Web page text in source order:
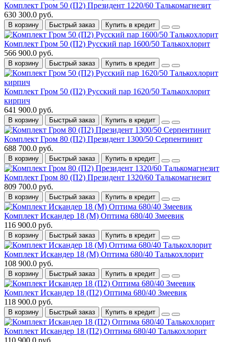
Комплект Гром 50 (П2) Президент 1220/60 Талькомагнезит
630 300.0 руб.
В корзину Быстрый заказ Купить в кредит
Комплект Гром 50 (П2) Русский пар 1600/50 Талькохлорит
566 900.0 руб.
В корзину Быстрый заказ Купить в кредит
Комплект Гром 50 (П2) Русский пар 1620/50 Талькохлорит
кирпич
641 900.0 руб.
В корзину Быстрый заказ Купить в кредит
Комплект Гром 80 (П2) Президент 1300/50 Серпентинит
688 700.0 руб.
В корзину Быстрый заказ Купить в кредит
Комплект Гром 80 (П2) Президент 1320/60 Талькомагнезит
809 700.0 руб.
В корзину Быстрый заказ Купить в кредит
Комплект Искандер 18 (М) Оптима 680/40 Змеевик
116 900.0 руб.
В корзину Быстрый заказ Купить в кредит
Комплект Искандер 18 (М) Оптима 680/40 Талькохлорит
108 900.0 руб.
В корзину Быстрый заказ Купить в кредит
Комплект Искандер 18 (П2) Оптима 680/40 Змеевик
118 900.0 руб.
В корзину Быстрый заказ Купить в кредит
Комплект Искандер 18 (П2) Оптима 680/40 Талькохлорит
110 900.0 руб.